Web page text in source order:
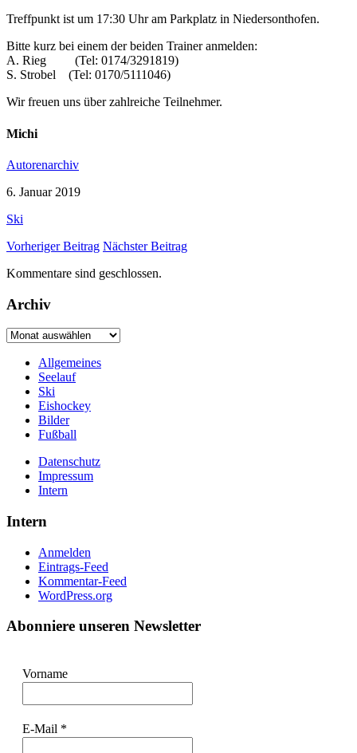
Treffpunkt ist um 17:30 Uhr am Parkplatz in Niedersonthofen.
Bitte kurz bei einem der beiden Trainer anmelden:
A. Rieg (Tel: 0174/3291819)
S. Strobel (Tel: 0170/5111046)
Wir freuen uns über zahlreiche Teilnehmer.
Michi
Autorenarchiv
6. Januar 2019
Ski
Vorheriger Beitrag Nächster Beitrag
Kommentare sind geschlossen.
Archiv
Archiv
Allgemeines
Seelauf
Ski
Eishockey
Bilder
Fußball
Datenschutz
Impressum
Intern
Intern
Anmelden
Eintrags-Feed
Kommentar-Feed
WordPress.org
Abonniere unseren Newsletter
Vorname
E-Mail *